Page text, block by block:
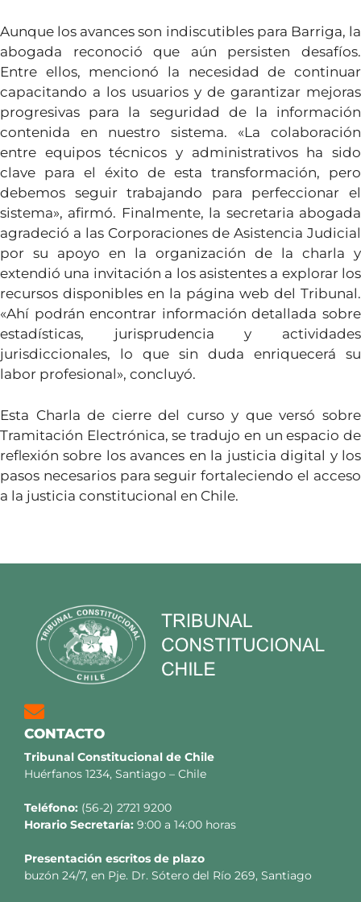
Aunque los avances son indiscutibles para Barriga, la
abogada reconoció que aún persisten desafíos.
Entre ellos, mencionó la necesidad de continuar
capacitando a los usuarios y de garantizar mejoras
progresivas para la seguridad de la información
contenida en nuestro sistema. «La colaboración
entre equipos técnicos y administrativos ha sido
clave para el éxito de esta transformación, pero
debemos seguir trabajando para perfeccionar el
sistema», afirmó. Finalmente, la secretaria abogada
agradeció a las Corporaciones de Asistencia Judicial
por su apoyo en la organización de la charla y
extendió una invitación a los asistentes a explorar los
recursos disponibles en la página web del Tribunal.
«Ahí podrán encontrar información detallada sobre
estadísticas, jurisprudencia y actividades
jurisdiccionales, lo que sin duda enriquecerá su
labor profesional», concluyó.
Esta Charla de cierre del curso y que versó sobre
Tramitación Electrónica, se tradujo en un espacio de
reflexión sobre los avances en la justicia digital y los
pasos necesarios para seguir fortaleciendo el acceso
a la justicia constitucional en Chile.
CONTACTO
Tribunal Constitucional de Chile
Huérfanos 1234, Santiago – Chile
Teléfono: (56-2) 2721 9200
Horario Secretaría: 9:00 a 14:00 horas
Presentación escritos de plazo
buzón 24/7, en Pje. Dr. Sótero del Río 269, Santiago